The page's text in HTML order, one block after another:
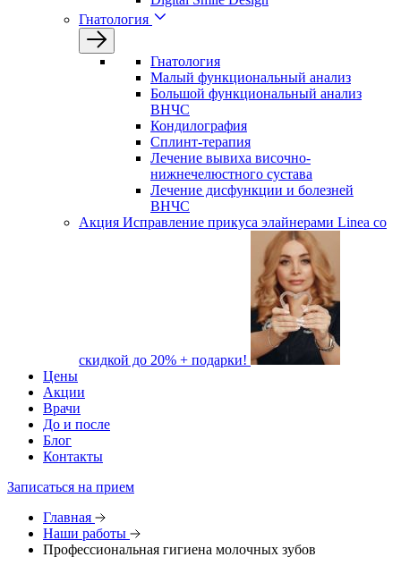
Гнатология
Гнатология
Малый функциональный анализ
Большой функциональный анализ
ВНЧС
Кондилография
Сплинт-терапия
Лечение вывиха височно-
нижнечелюстного сустава
Лечение дисфункции и болезней
ВНЧС
Акция Исправление прикуса элайнерами Linea со
скидкой до 20% + подарки!
Цены
Акции
Врачи
До и после
Блог
Контакты
Записаться на прием
Главная
Наши работы
Профессиональная гигиена молочных зубов